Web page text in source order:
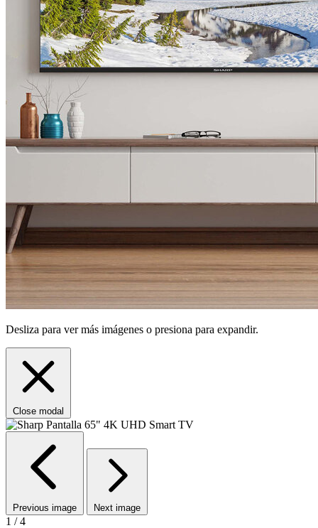
Desliza para ver más imágenes o presiona para expandir.
Close modal
Previous image Next image
1 / 4